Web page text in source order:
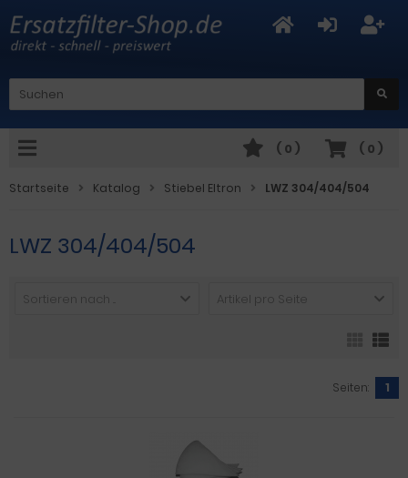
( 0 )
( 0 )
Startseite Katalog Stiebel Eltron LWZ 304/404/504
LWZ 304/404/504
Sortieren nach ... Artikel pro Seite
Seiten: 1